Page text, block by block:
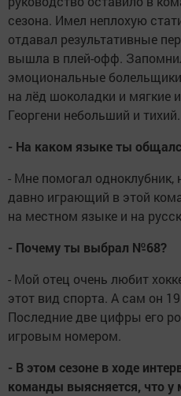
сезона. Имел неплохую
отдавал результативные
вышла в плей-офф.
эмоциональные
на лёд шоколадки и мягкие
Георгени небольший и тихий.
- На каком языке ты
- Мне помогал
давно играющий в этой
на местном языке и на
- Почему ты выбрал №68?
- Мой отец очень любит
этот вид спорта. А сам он
Последние две цифры его
игровым номером.
- В этом сезоне в ходе
команды выясняется, что у